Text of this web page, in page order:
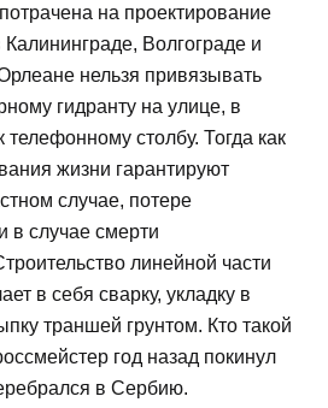
на проектирование
Волгограде и
нельзя привязывать
гидранту на улице, в
столбу. Тогда как
жизни гарантируют
случае, потере
в случае смерти
линейной части
в себя сварку, укладку в
траншей грунтом. Кто такой
год назад покинул
в Сербию.